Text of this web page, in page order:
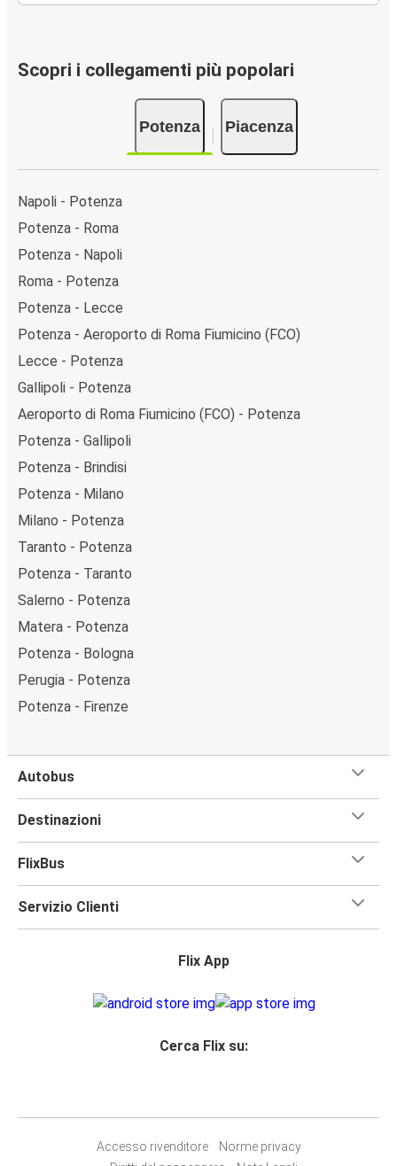
Scopri i collegamenti più popolari
Potenza Piacenza
Napoli - Potenza
Potenza - Roma
Potenza - Napoli
Roma - Potenza
Potenza - Lecce
Potenza - Aeroporto di Roma Fiumicino (FCO)
Lecce - Potenza
Gallipoli - Potenza
Aeroporto di Roma Fiumicino (FCO) - Potenza
Potenza - Gallipoli
Potenza - Brindisi
Potenza - Milano
Milano - Potenza
Taranto - Potenza
Potenza - Taranto
Salerno - Potenza
Matera - Potenza
Potenza - Bologna
Perugia - Potenza
Potenza - Firenze
Autobus
Destinazioni
FlixBus
Servizio Clienti
Flix App
Cerca Flix su:
Accesso rivenditore
Norme privacy